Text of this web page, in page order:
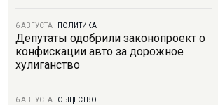
6 АВГУСТА ПОЛИТИКА
Депутаты одобрили законопроект о
конфискации авто за дорожное
хулиганство
6 АВГУСТА ОБЩЕСТВО